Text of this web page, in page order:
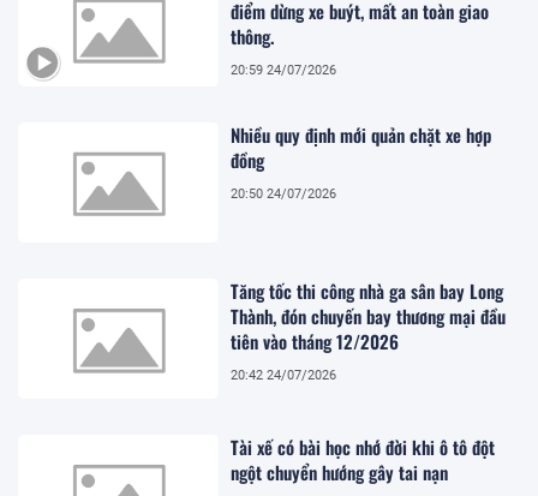
điểm dừng xe buýt, mất an toàn giao
thông.
20:59 24/07/2026
Nhiều quy định mới quản chặt xe hợp
đồng
20:50 24/07/2026
Tăng tốc thi công nhà ga sân bay Long
Thành, đón chuyến bay thương mại đầu
tiên vào tháng 12/2026
20:42 24/07/2026
Tài xế có bài học nhớ đời khi ô tô đột
ngột chuyển hướng gây tai nạn